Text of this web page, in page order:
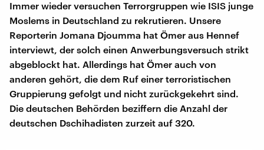
Immer wieder versuchen Terrorgruppen wie ISIS junge
Moslems in Deutschland zu rekrutieren. Unsere
Reporterin Jomana Djoumma hat Ömer aus Hennef
interviewt, der solch einen Anwerbungsversuch strikt
abgeblockt hat. Allerdings hat Ömer auch von
anderen gehört, die dem Ruf einer terroristischen
Gruppierung gefolgt und nicht zurückgekehrt sind.
Die deutschen Behörden beziffern die Anzahl der
deutschen Dschihadisten zurzeit auf 320.